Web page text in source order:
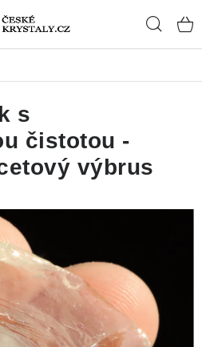
s
čistotou -
výbrus